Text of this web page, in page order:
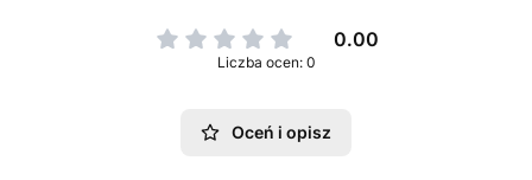
0.00
Liczba ocen: 0
Oceń i opisz